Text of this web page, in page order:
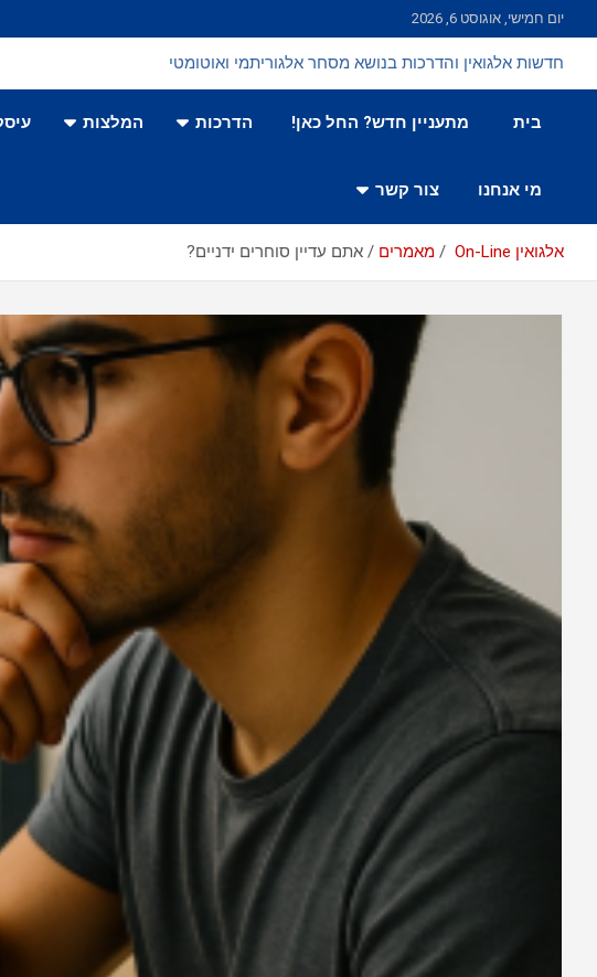
to
content
יום חמישי, אוגוסט 6, 2026
חדשות אלגואין והדרכות בנושא מסחר אלגוריתמי ואוטומטי
בית מתעניין חדש? החל כאן! הדרכות המלצות
מי אנחנו צור קשר
אלגואין On-Line מאמרים אתם עדיין סוחרים ידניים?